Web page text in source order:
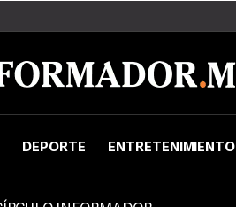
DEPORTE ENTRETENIMIENTO